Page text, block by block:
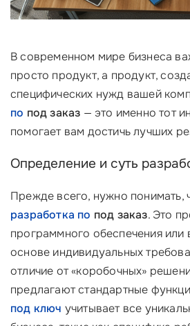
В современном мире бизнеса
просто продукт, а продукт,
специфических нужд вашей
по под заказ — это именно тот
помогает вам достичь лучших
Определение и суть
Прежде всего, нужно понимать,
разработка по под заказ. Это
программного обеспечения
основе индивидуальных
отличие от «коробочных»
предлагают стандартные
под ключ учитывает все